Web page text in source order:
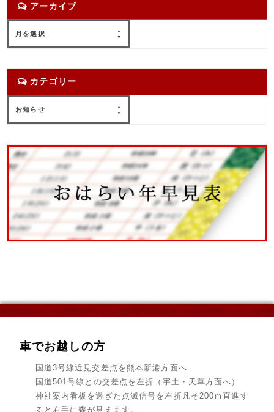
アーカイブ
イ
月を選択
カテゴリー
リ
ー
お知らせ
車でお越しの方
国道3号線近見交差点を熊本新港方面へ
国道501号線との交差点を左折（宇土・天草方面へ）
神社案内看板を過ぎた点滅信号を左折凡そ200ｍ直進す
ると右手に森が見えます。